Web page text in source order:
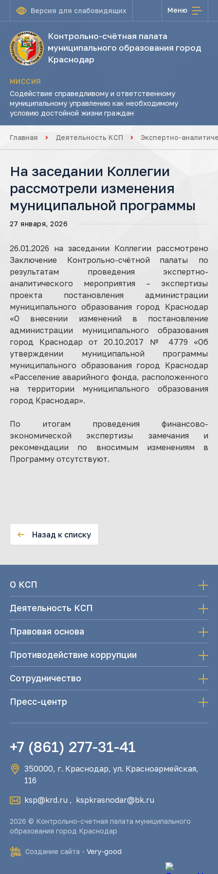
Версия для слабовидящих Меню
Контрольно-счётная палата
муниципального образования город
Краснодар
МИССИЯ
Содействие справедливому и ответственному
муниципальному управлению как необходимому
условию достойной жизни граждан
Главная Деятельность КСП Экспертно-
На заседании Коллегии
рассмотрели изменения
муниципальной программы
27 января, 2026
26.01.2026 на заседании Коллегии рассмотрено
Заключение Контрольно-счётной палаты по
результатам проведения экспертно-
аналитического мероприятия – экспертизы
проекта постановления администрации
муниципального образования город Краснодар
«О внесении изменений в постановление
администрации муниципального образования
город Краснодар от 20.10.2017 № 4779 «Об
утверждении муниципальной программы
муниципального образования город Краснодар
«Расселение аварийного фонда, расположенного
на территории муниципального образования
город Краснодар».
По итогам проведения финансово-
экономической экспертизы замечания и
рекомендации по вносимым изменениям в
Программу отсутствуют.
Назад к списку
О КСП
Деятельность КСП
Правовая основа
Противодействие коррупции
Сотрудничество
Пресс-центр
+7 (861) 277-31-41
350000, г. Краснодар, ул. Красноармейская,
116
ksp@krd.ru , kspkrasnodar@bk.ru
2026 © Контрольно-счетная палата муниципального
образования город Краснодар
Создание сайта - Very-good